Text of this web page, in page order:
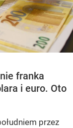
franka
i euro. Oto
przez